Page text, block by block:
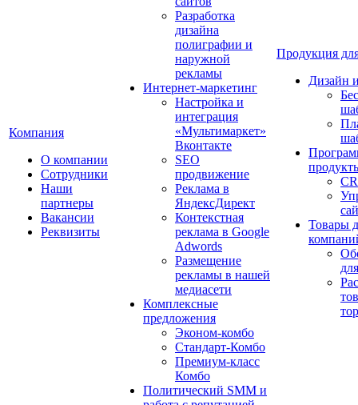
Компания
О компании
Сотрудники
Наши
партнеры
Вакансии
Реквизиты
Разработка
дизайна
полиграфии и
наружной
рекламы
Интернет-маркетинг
Настройка и
интеграция
«Мультимаркет»
Вконтакте
SEO
продвижение
Реклама в
ЯндексДирект
Контекстная
реклама в Google
Adwords
Размещение
рекламы в нашей
медиасети
Комплексные
предложения
Эконом-комбо
Стандарт-Комбо
Премиум-класс
Комбо
Политический SMM и
Продукция
Дизайн
Товары